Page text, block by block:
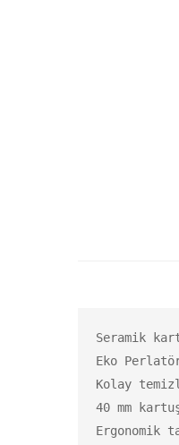
Seramik
Eko
Kolay
40 mm
Ergonomik